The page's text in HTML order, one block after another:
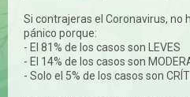
Si contrajeras el Coronavirus, no
pánico porque:
- El 81% de los casos son LEVES
- El 14% de los casos son
- Solo el 5% de los casos son